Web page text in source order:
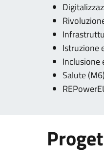
Istruzione
Inclusione
Salute (M6)